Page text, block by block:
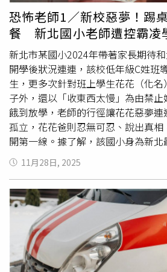
味仇視老師讓教育崩盤，最後也只是
質，「根本沒有贏家」她呼籲校園仍
眾黨立委劉書彬（圖）認為若親、師
教育崩盤是遲早的事，呼籲各界理性
與教育專業。（圖／CTWANT攝影組
傳「地下部長」稱號實在是謠言，
議」相關法案，又不厭其煩地在網
「地下部長」根本不必親自做這些
迎大家自行參看臉書，沒必要接受
國榮現為校事會議調查人才庫培訓
協助角色，並無觸及政策主導或個
仍是由教育部主責與決策。◎勇敢求
有人願意傾聽，請撥打1995◎如果
出路，您並不孤單，請撥打1925
感染傳染病住院，老師卻未如實將孩
告知其他家長，讓疾病在班級中持續
校曾安排一年級的孩子到附近的生態
數位家長陪同，C老師到農場後躲進
孩子在嬉戲時不慎掉進生態池，幼小
與另一位爸爸即時發現、將她拉起
差點滅頂孩子的家長卻遲至一個學
教學結束要返校時，C老師也沒有點
機開車，導致有孩子被留在農場，
別，直到車子已離開農場，其他同
老師才匆匆讓遊覽車掉頭回來接人
病房相遇，家長這才得知老師隱瞞
已。（圖／翻攝畫面）「太多太多
通，家長們心真的很累。」花花爸
育課時，男同學被其他學生毆打至
免，她自己也曾因情緒失控，重重
手臂被劃傷，而嘗試與她溝通，她往
或是顧左右而言他閃避責任，讓家長
恐怖老師1／新校惡夢！踢
餐 新北國小老師遭控霸凌
新北市某國小2024年帶著家長期待
開學後狀況連連，該校低年級C姓班
生，更多次針對班上學生花花（化
子外，還以「收東西太慢」為由禁
餓到放學，老師的行徑讓花花惡夢
孤立，花花爸則忍無可忍、說出真
開第一線。據了解，該國小身為新
學年度才全面招生，家長們趨之若
校舍和環境，擠破頭報名入學，讓
有近30班，容納約800位學生就讀，
心茁壯、快樂學習，開學後卻是問
有問題，後來事情越來越多，我發
通。」花花爸回憶，女兒開學後沒
燒到40多度，緊急送醫後確認孩子
等多項傳染性疾病，醫生更斷言「一
11月28日, 2025